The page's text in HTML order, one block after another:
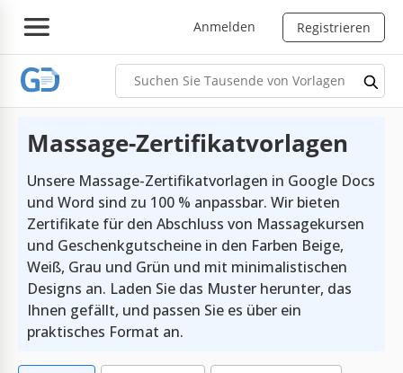
Anmelden Registrieren
Massage-Zertifikatvorlagen
Unsere Massage-Zertifikatvorlagen in Google Docs
und Word sind zu 100 % anpassbar. Wir bieten
Zertifikate für den Abschluss von Massagekursen
und Geschenkgutscheine in den Farben Beige,
Weiß, Grau und Grün und mit minimalistischen
Designs an. Laden Sie das Muster herunter, das
Ihnen gefällt, und passen Sie es über ein
praktisches Format an.